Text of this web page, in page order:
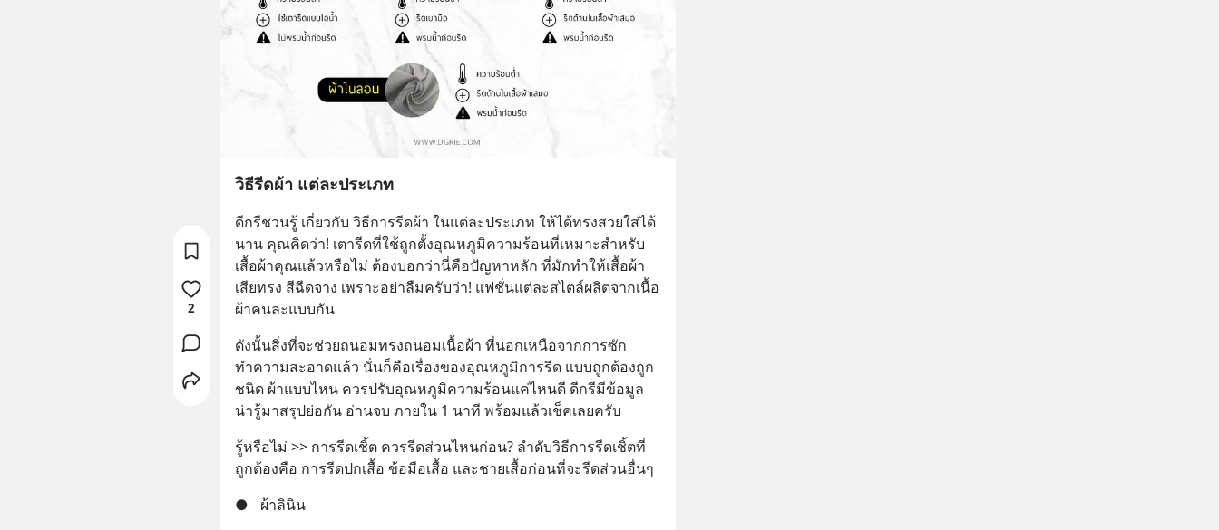
วิธีรีดผ้า แต่ละประเภท
ดีกรีชวนรู้ เกี่ยวกับ วิธีการรีดผ้า ในแต่ละประเภท ให้ได้ทรงสวยใส่ได้
นาน คุณคิดว่า! เตารีดที่ใช้ถูกตั้งอุณหภูมิความร้อนที่เหมาะสำหรับ
เสื้อผ้าคุณแล้วหรือไม่ ต้องบอกว่านี่คือปัญหาหลัก ที่มักทำให้เสื้อผ้า
เสียทรง สีฉีดจาง เพราะอย่าลืมครับว่า! แฟชั่นแต่ละสไตล์ผลิตจากเนื้อ
ผ้าคนละแบบกัน
ดังนั้นสิ่งที่จะช่วยถนอมทรงถนอมเนื้อผ้า ที่นอกเหนือจากการซัก
ทำความสะอาดแล้ว นั่นก็คือเรื่องของอุณหภูมิการรีด แบบถูกต้องถูก
ชนิด ผ้าแบบไหน ควรปรับอุณหภูมิความร้อนแค่ไหนดี ดีกรีมีข้อมูล
น่ารู้มาสรุปย่อกัน อ่านจบ ภายใน 1 นาที พร้อมแล้วเช็คเลยครับ
รู้หรือไม่ >> การรีดเชิ้ต ควรรีดส่วนไหนก่อน? ลำดับวิธีการรีดเชิ้ตที่
ถูกต้องคือ การรีดปกเสื้อ ข้อมือเสื้อ และชายเสื้อก่อนที่จะรีดส่วนอื่นๆ
●
ผ้าลินิน
2